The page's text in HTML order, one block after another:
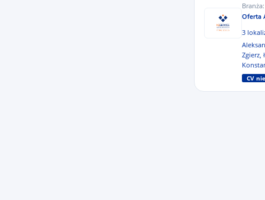
Branża:
Oferta
3
Zgierz,
CV